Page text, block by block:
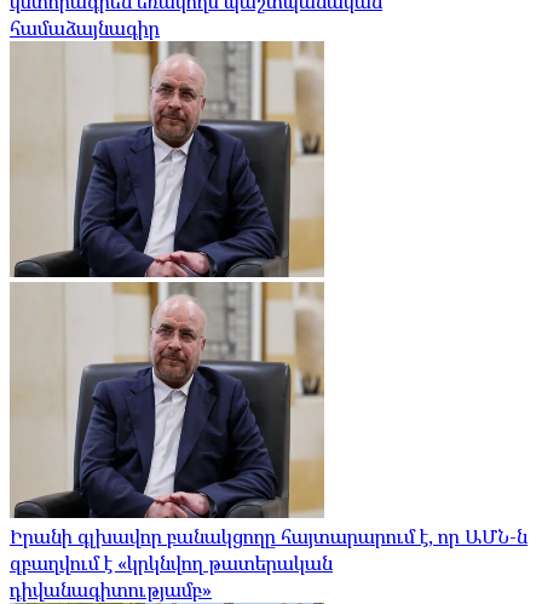
համաձայնագիր
Իրանի գլխավոր բանակցողը հայտարարում է, որ ԱՄՆ-ն
զբաղվում է «կրկնվող թատերական
դիվանագիտությամբ»